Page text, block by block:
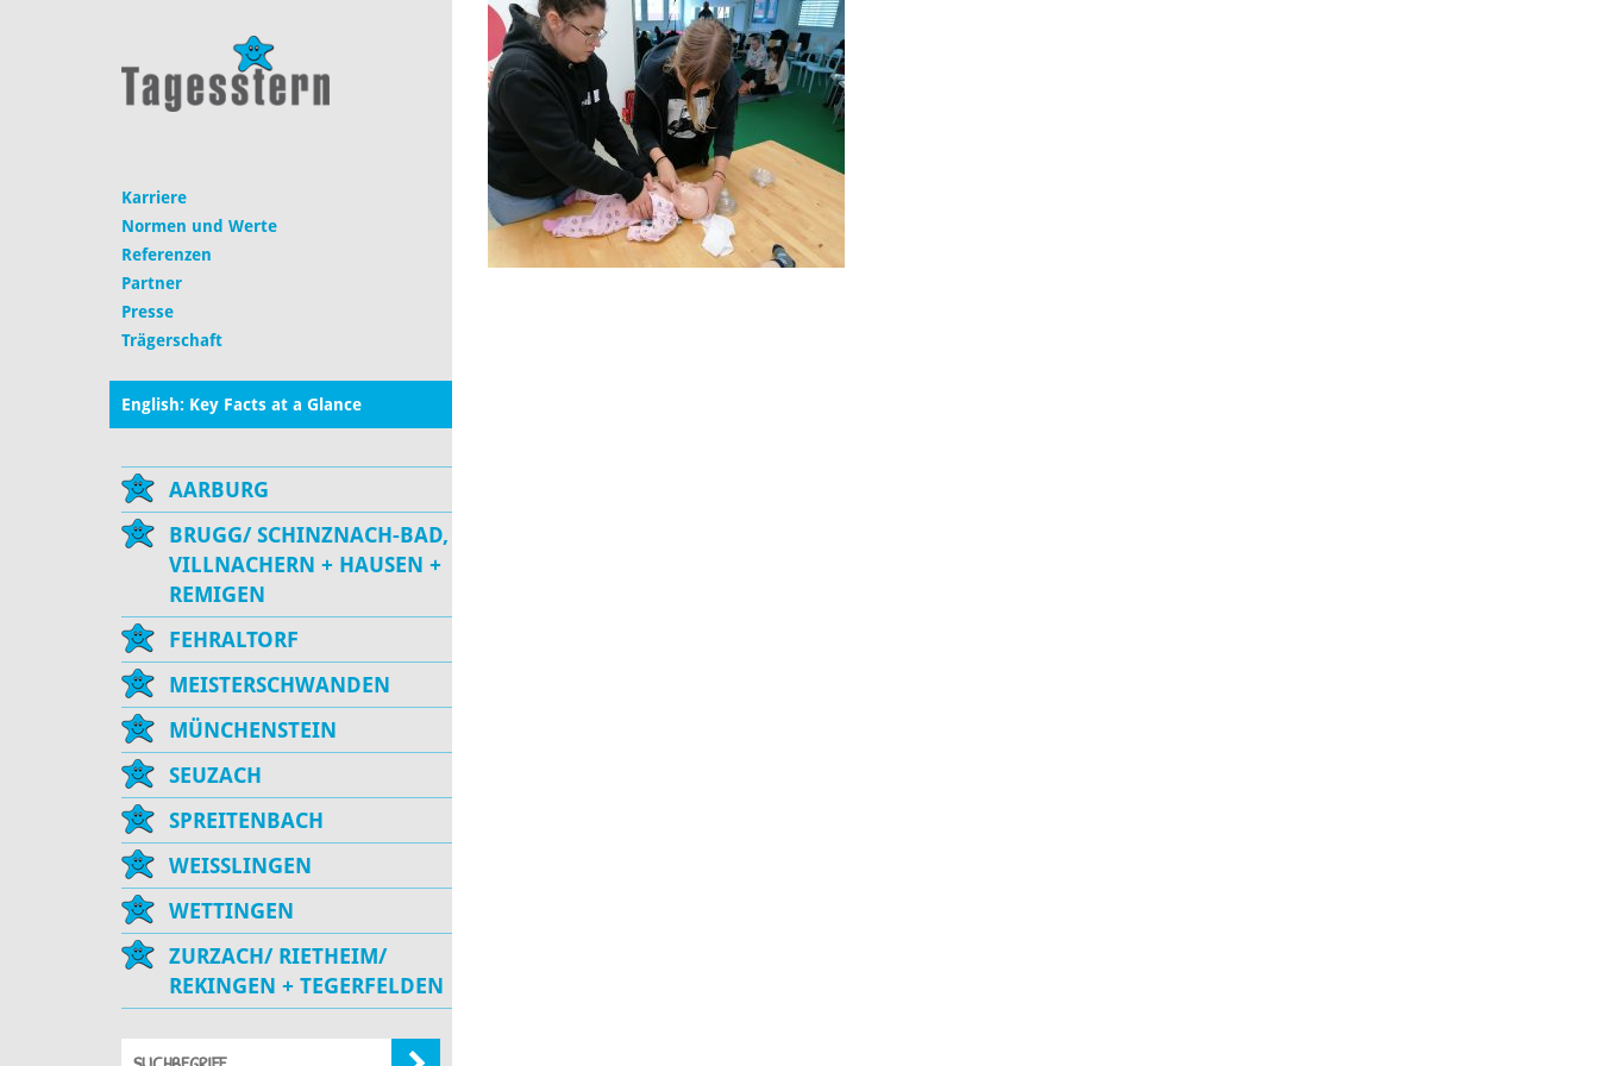
Karriere
Normen und Werte
Referenzen
Partner
Presse
Trägerschaft
English: Key Facts at a Glance
AARBURG
BRUGG/ SCHINZNACH-BAD,
VILLNACHERN + HAUSEN +
REMIGEN
FEHRALTORF
MEISTERSCHWANDEN
MÜNCHENSTEIN
SEUZACH
SPREITENBACH
WEISSLINGEN
WETTINGEN
ZURZACH/ RIETHEIM/
REKINGEN + TEGERFELDEN